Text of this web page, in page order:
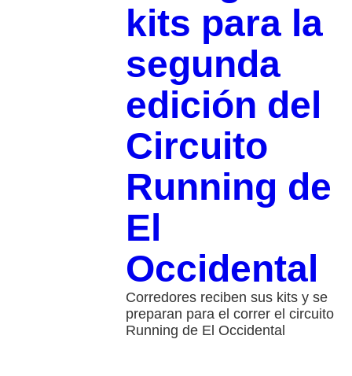
kits para la
segunda
edición del
Circuito
Running de
El
Occidental
Corredores reciben sus kits y se
preparan para el correr el circuito
Running de El Occidental